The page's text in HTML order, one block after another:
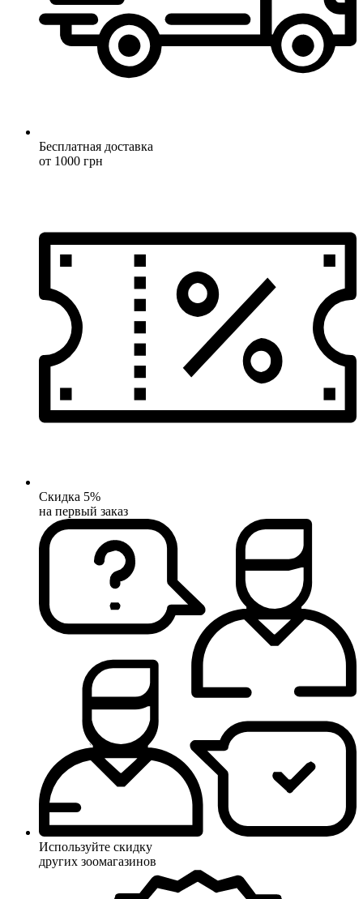
Бесплатная доставка
от 1000 грн
Скидка 5%
на первый заказ
Используйте скидку
других зоомагазинов